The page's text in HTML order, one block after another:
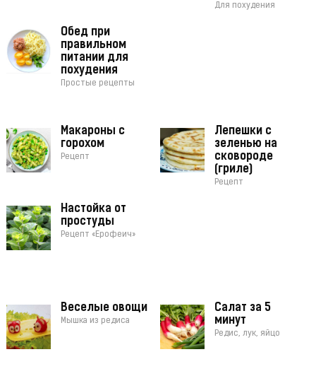
Для похудения
Обед при
правильном
питании для
похудения
Простые рецепты
Макароны с
горохом
Рецепт
Лепешки с
зеленью на
сковороде
(гриле)
Рецепт
Настойка от
простуды
Рецепт «Ерофеич»
Веселые овощи
Мышка из редиса
Салат за 5
минут
Редис, лук, яйцо